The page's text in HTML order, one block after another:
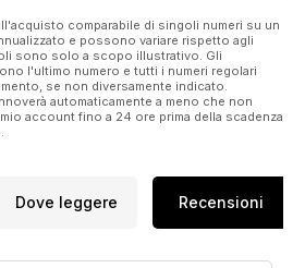
his eye over StudioPlus studio
workflow software for professional
studios
comparabile di singoli numeri su un
e possono variare rispetto agli
sono solo a scopo illustrativo. Gli
l'ultimo numero e tutti i numeri regolari
se non diversamente indicato.
automaticamente a meno che non
account fino a 24 ore prima della scadenza
Dove leggere Recensioni